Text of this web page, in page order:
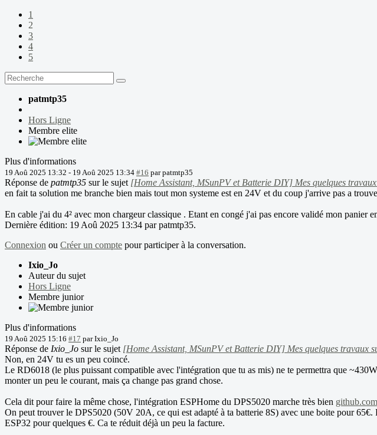
1
2
3
4
5
patmtp35
Hors Ligne
Membre elite
Plus d'informations
19 Aoû 2025 13:32 - 19 Aoû 2025 13:34 #16 parpatmtp35
Réponse de patmtp35 sur le sujet [Home Assistant, MSunPV et Batterie DIY] Mes quelques
en fait ta solution me branche bien mais tout mon systeme est en 24V et du coup j'arrive pas a
En cable j'ai du 4² avec mon chargeur classique . Etant en congé j'ai pas encore validé mon panier
Dernière édition: 19 Aoû 2025 13:34 parpatmtp35.
Connexion ou Créer un compte pour participer à la conversation.
Ixio_Jo
Auteur du sujet
Hors Ligne
Membre junior
Plus d'informations
19 Aoû 2025 15:16 #17 parIxio_Jo
Réponse de Ixio_Jo sur le sujet [Home Assistant, MSunPV et Batterie DIY] Mes quelques travaux
Non, en 24V tu es un peu coincé.
Le RD6018 (le plus puissant compatible avec l'intégration que tu as mis) ne te permettra que
monter un peu le courant, mais ça change pas grand chose.
Cela dit pour faire la même chose, l'intégration ESPHome du DPS5020 marche très bien
On peut trouver le DPS5020 (50V 20A, ce qui est adapté à ta batterie 8S) avec une boite pour
ESP32 pour quelques €. Ca te réduit déjà un peu la facture.